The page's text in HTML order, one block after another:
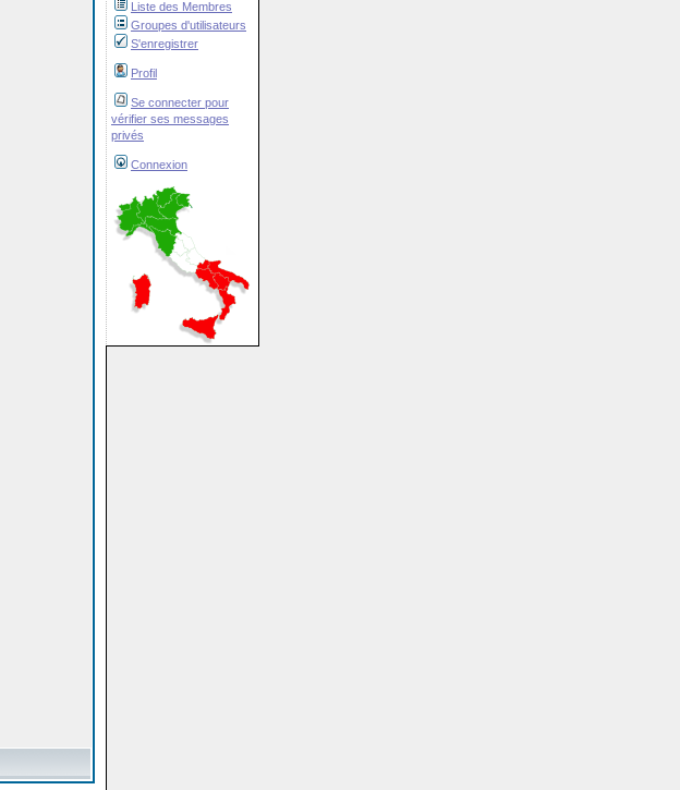
Liste des Membres
Groupes d'utilisateurs
S'enregistrer
Profil
Se connecter pour
vérifier ses messages
privés
Connexion